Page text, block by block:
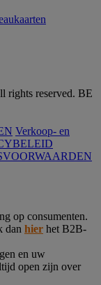
rights reserved. BE
Verkoop- en
op consumenten.
dan hier het B2B-
en uw
open zijn over